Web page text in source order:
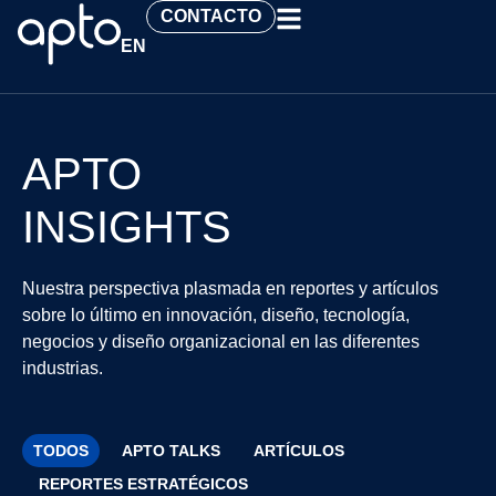
EN
CONTACTO
APTO
INSIGHTS
Nuestra perspectiva plasmada en reportes y artículos
sobre lo último en innovación, diseño, tecnología,
negocios y diseño organizacional en las diferentes
industrias.
TODOS APTO TALKS
ARTÍCULOS
REPORTES ESTRATÉGICOS